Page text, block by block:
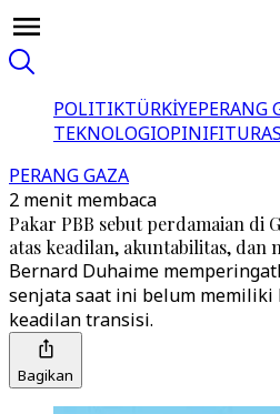
POLITIKTÜRKİYEPERANG
TEKNOLOGIOPINIFITUR
PERANG GAZA
2 menit membaca
Pakar PBB sebut perdamaian di
atas keadilan, akuntabilitas, dan
Bernard Duhaime
senjata saat ini belum
keadilan transisi.
Bagikan